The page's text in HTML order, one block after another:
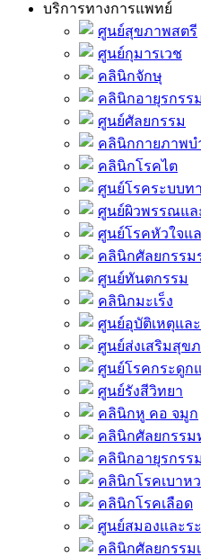
บริการทางการแพทย์
ศูนย์สุขภาพสตรี
ศูนย์กุมารเวช
คลินิกจักษุ
คลินิกอายุรกรร
ศูนย์ศัลยกรรม
คลินิกกายภาพบ
คลินิกโรคไต
ศูนย์โรคระบบท
ศูนย์ผิวพรรณแล
ศูนย์โรคหัวใจแ
คลินิกศัลยกรรม
ศูนย์ทันตกรรม
คลินิกมะเร็ง
ศูนย์อุบัติเหตุแล
ศูนย์ส่งเสริมสุข
ศูนย์โรคกระดูก
ศูนย์รังสีวิทยา
คลินิกหู คอ จมูก
คลินิกศัลยกรรม
คลินิกอายุรกรร
คลินิกโรคเบาห
คลินิกโรคเลือด
ศูนย์สมองและร
คลินิกศัลยกรรม